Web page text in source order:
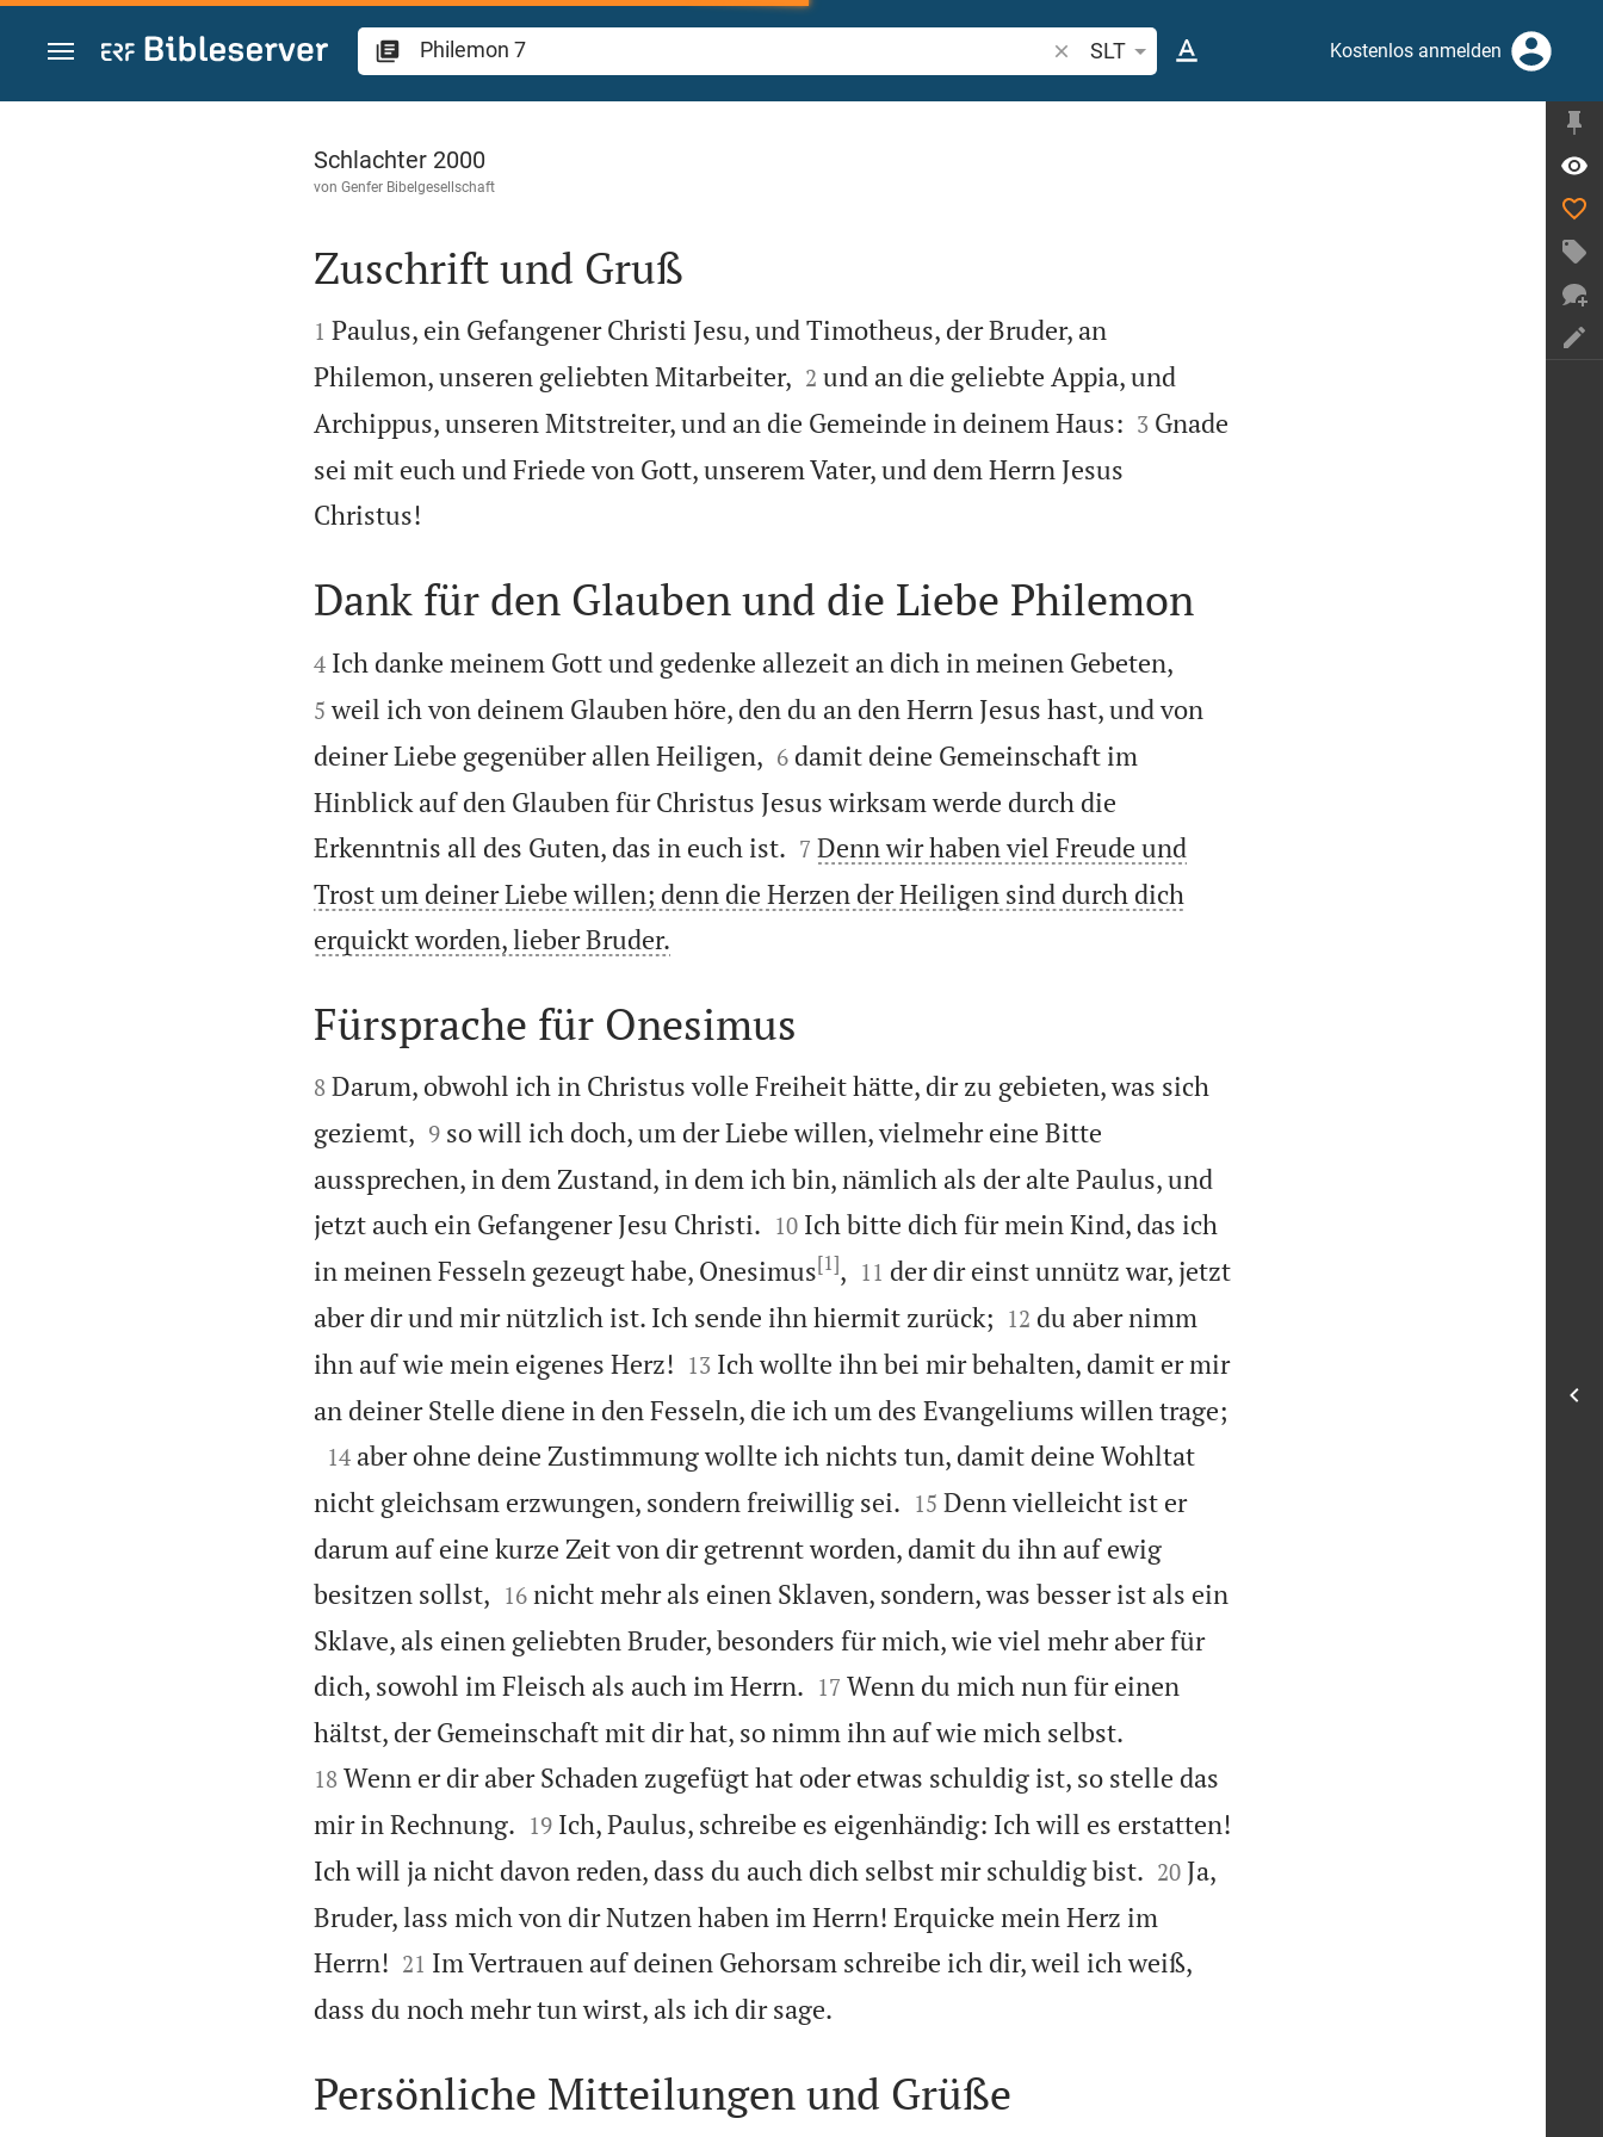
Zum Inhalt springen
Bibelstelle oder Begriff suchen
SLT Kostenlos anmelden
Philemon 1
Schlachter 2000
von Genfer Bibelgesellschaft

Zuschrift und Gruß

1 Paulus, ein Gefangener Christi Jesu, und Timotheus, der Bruder, an
Philemon, unseren geliebten Mitarbeiter,
2 und an die geliebte Appia, und
Archippus, unseren Mitstreiter, und an die Gemeinde in deinem Haus:
3 Gnade
sei mit euch und Friede von Gott, unserem Vater, und dem Herrn Jesus
Christus!

Dank für den Glauben und die Liebe Philemon

4 Ich danke meinem Gott und gedenke allezeit an dich in meinen Gebeten,
5 weil ich von deinem Glauben höre, den du an den Herrn Jesus hast, und von
deiner Liebe gegenüber allen Heiligen, 

6 damit deine Gemeinschaft im
Hinblick auf den Glauben für Christus Jesus wirksam werde durch die
Erkenntnis all des Guten, das in euch ist.
7 Denn wir haben viel Freude und
Trost um deiner Liebe willen; denn die Herzen der Heiligen sind durch dich
erquickt worden, lieber Bruder.

Fürsprache für Onesimus

8 Darum, obwohl ich in Christus volle Freiheit hätte, dir zu gebieten, was sich
geziemt, 

9 so will ich doch, um der Liebe willen, vielmehr eine Bitte
aussprechen, in dem Zustand, in dem ich bin, nämlich als der alte Paulus, und
jetzt auch ein Gefangener Jesu Christi.
10 Ich bitte dich für mein Kind, das ich
in meinen Fesseln gezeugt habe, Onesimus[1], 

11 der dir einst unnütz war, jetzt
aber dir und mir nützlich ist. Ich sende ihn hiermit zurück;
12 du aber nimm
ihn auf wie mein eigenes Herz!
13 Ich wollte ihn bei mir behalten, damit er mir
an deiner Stelle diene in den Fesseln, die ich um des Evangeliums willen trage;

14 aber ohne deine Zustimmung wollte ich nichts tun, damit deine Wohltat
nicht gleichsam erzwungen, sondern freiwillig sei.
15 Denn vielleicht ist er
darum auf eine kurze Zeit von dir getrennt worden, damit du ihn auf ewig
besitzen sollst, 

16 nicht mehr als einen Sklaven, sondern, was besser ist als ein
Sklave, als einen geliebten Bruder, besonders für mich, wie viel mehr aber für
dich, sowohl im Fleisch als auch im Herrn.
17 Wenn du mich nun für einen
hältst, der Gemeinschaft mit dir hat, so nimm ihn auf wie mich selbst.
18 Wenn er dir aber Schaden zugefügt hat oder etwas schuldig ist, so stelle das
mir in Rechnung.
19 Ich, Paulus, schreibe es eigenhändig: Ich will es erstatten!
Ich will ja nicht davon reden, dass du auch dich selbst mir schuldig bist.
20 Ja,
Bruder, lass mich von dir Nutzen haben im Herrn! Erquicke mein Herz im
Herrn!
21 Im Vertrauen auf deinen Gehorsam schreibe ich dir, weil ich weiß,
dass du noch mehr tun wirst, als ich dir sage.
Persönliche Mitteilungen und Grüße